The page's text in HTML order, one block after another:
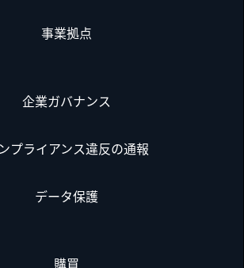
事業拠点
企業ガバナンス
プライアンス違反の通報
データ保護
購買